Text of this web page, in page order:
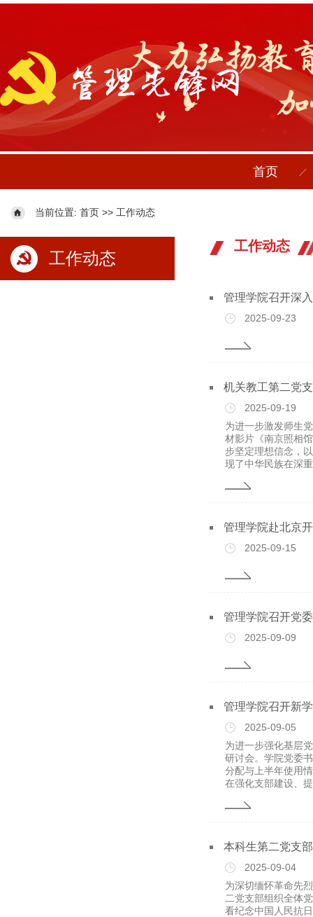
首页
当前位置: 首页 >> 工作动态
工作动态
工作动态
管理学院召开深
2025-09-23
机关教工第二党
2025-09-19
为进一步激发师生
材影片《南京照相
步坚定理想信念，
现了中华民族在深
管理学院赴北京
2025-09-15
管理学院召开党
2025-09-09
管理学院召开新
2025-09-05
为进一步强化基层
研讨会。学院党委
分配与上半年使用
在强化支部建设、
本科生第二党支
2025-09-04
为深切缅怀革命先
二党支部组织全体
看纪念中国人民抗